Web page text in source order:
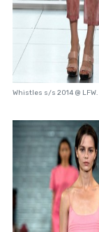
Whistles s/s 2014 @